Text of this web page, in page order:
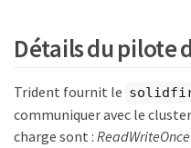
Détails du pilote
Trident fournit le
communiquer avec le
charge sont : ReadWriteOnce